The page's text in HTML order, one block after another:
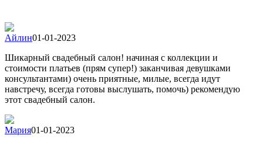
Айлин01-01-2023
Шикарный свадебный салон! начиная с коллекции и
стоимости платьев (прям супер!) заканчивая девушками
консультантами) очень приятные, милые, всегда идут
навстречу, всегда готовы выслушать, помочь) рекомендую
этот свадебный салон.
Мария01-01-2023